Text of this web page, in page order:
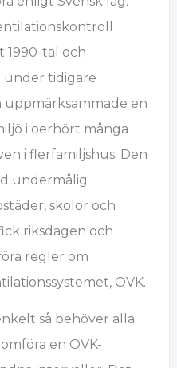
1990-tal och
under tidigare
en
i oerhört många
i flerfamiljshus. Den
undermålig
skolor och
riksdagen och
regler om
OVK.
så behöver alla
en OVK-